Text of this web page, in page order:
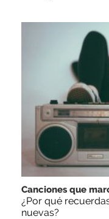
Canciones que
¿Por qué
nuevas?